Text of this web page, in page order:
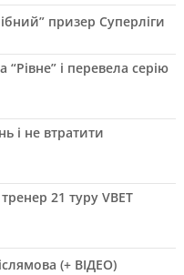
призер Суперліги
і перевела серію
і не втратити
21 туру VBET
(+ ВІДЕО)